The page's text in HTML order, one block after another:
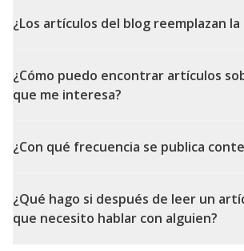
¿Los artículos del blog reemplazan
¿Cómo puedo encontrar artículos
que me interesa?
¿Con qué frecuencia se publica
¿Qué hago si después de leer un
que necesito hablar con alguien?